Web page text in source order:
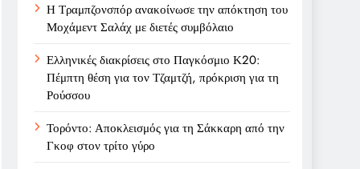
Η Τραμπζονσπόρ ανακοίνωσε την απόκτηση του
Μοχάμεντ Σαλάχ με διετές συμβόλαιο
Ελληνικές διακρίσεις στο Παγκόσμιο Κ20:
Πέμπτη θέση για τον Τζαμτζή, πρόκριση για τη
Ρούσσου
Τορόντο: Αποκλεισμός για τη Σάκκαρη από την
Γκοφ στον τρίτο γύρο